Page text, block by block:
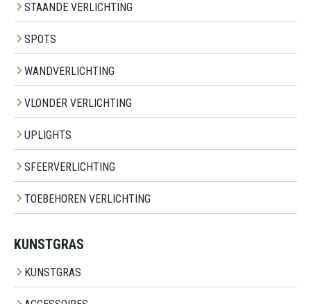
STAANDE VERLICHTING
SPOTS
WANDVERLICHTING
VLONDER VERLICHTING
UPLIGHTS
SFEERVERLICHTING
TOEBEHOREN VERLICHTING
KUNSTGRAS
KUNSTGRAS